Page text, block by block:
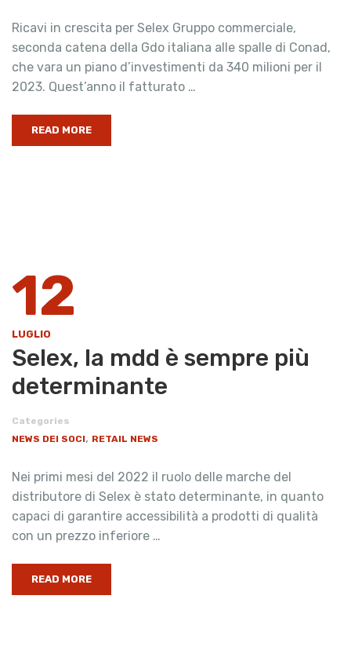
Ricavi in crescita per Selex Gruppo commerciale,
seconda catena della Gdo italiana alle spalle di Conad,
che vara un piano d’investimenti da 340 milioni per il
2023. Quest’anno il fatturato …
READ MORE
12
LUGLIO
Selex, la mdd è sempre più
determinante
Categories
NEWS DEI SOCI, RETAIL NEWS
Nei primi mesi del 2022 il ruolo delle marche del
distributore di Selex è stato determinante, in quanto
capaci di garantire accessibilità a prodotti di qualità
con un prezzo inferiore …
READ MORE